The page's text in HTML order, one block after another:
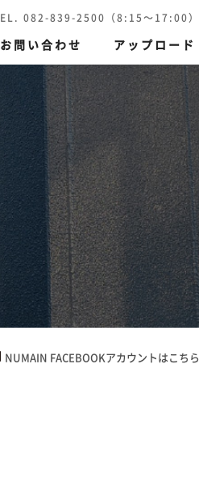
082-839-2500（8:15～17:00）
お問い合わせ アップロード
保護印刷
NUMAIN FACEBOOKアカウントはこちら